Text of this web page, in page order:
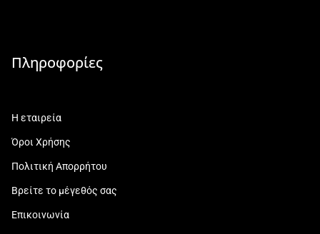
Πληροφορίες
Η εταιρεία
Όροι Χρήσης
Πολιτική Απορρήτου
Βρείτε το μέγεθός σας
Επικοινωνία